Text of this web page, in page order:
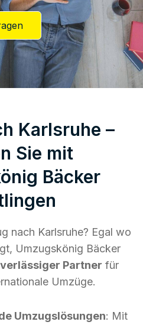
Karlsruhe –
Sie mit
Bäcker
nach Karlsruhe? Egal wo
Umzugskönig Bäcker
Partner für
Umzüge.
Umzugslösungen: Mit